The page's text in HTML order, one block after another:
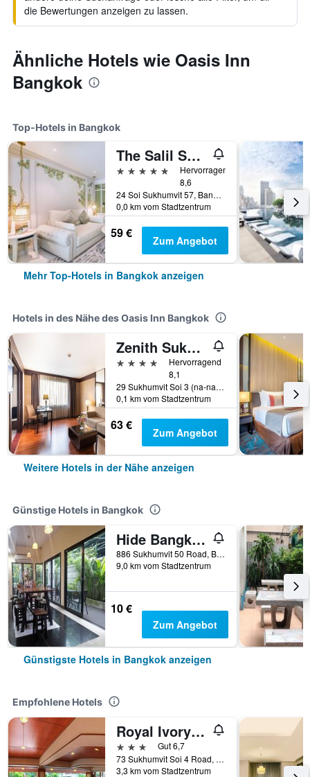
die Bewertungen anzeigen zu lassen.
Ähnliche Hotels wie Oasis Inn
Bangkok
Top-Hotels in Bangkok
The Salil Sukhumvit 57 - Thonglor
5 Sterne
Hervorragend
8,6
24 Soi Sukhumvit 57, Bangkok, Thailand
0,0 km vom Stadtzentrum
59 € Zum Angebot
Mehr Top-Hotels in Bangkok anzeigen
Hotels in des Nähe des Oasis Inn Bangkok
Zenith Sukhumvit Hotel, Bangkok
4 Sterne
Hervorragend
8,1
29 Sukhumvit Soi 3 (na-na-Nua), Bangkok, Thailand
0,1 km vom Stadtzentrum
63 € Zum Angebot
Weitere Hotels in der Nähe anzeigen
Günstige Hotels in Bangkok
Hide Bangkok Hostel
886 Sukhumvit 50 Road, Bangkok, Thailand
9,0 km vom Stadtzentrum
10 €
Zum Angebot
Günstigste Hotels in Bangkok anzeigen
Empfohlene Hotels
Royal Ivory Sukhumvit Nana
3 Sterne
Gut 6,7
73 Sukhumvit Soi 4 Road, (nana), Bangkok, Thailand
3,3 km vom Stadtzentrum